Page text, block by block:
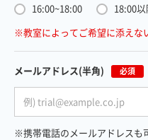
16:00~18:00
18:00
※教室によってご希望に添えな
メールアドレス(半角) 必須
※携帯電話のメールアドレスも